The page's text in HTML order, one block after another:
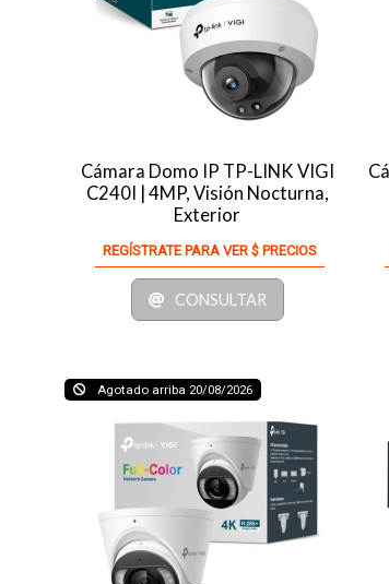
Cámara Domo IP TP-LINK VIGI
C240I | 4MP, Visión Nocturna,
Exterior
REGÍSTRATE PARA VER $ PRECIOS
CONSULTAR
Agotado arriba 20/08/2026